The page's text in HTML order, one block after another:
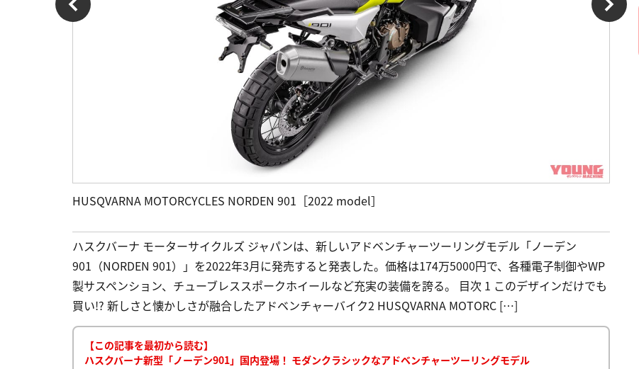
HUSQVARNA MOTORCYCLES NORDEN 901［2022 model］
ハスクバーナ モーターサイクルズ ジャパンは、新しいアドベンチャーツーリングモデル「ノーデン
901（NORDEN 901）」を2022年3月に発売すると発表した。価格は174万5000円で、各種電子制御やWP
製サスペンション、チューブレススポークホイールなど充実の装備を誇る。 目次 1 このデザインだけでも
買い!? 新しさと懐かしさが融合したアドベンチャーバイク2 HUSQVARNA MOTORC […]
【この記事を最初から読む】
ハスクバーナ新型「ノーデン901」国内登場！ モダンクラシックなアドベンチャーツーリングモデル